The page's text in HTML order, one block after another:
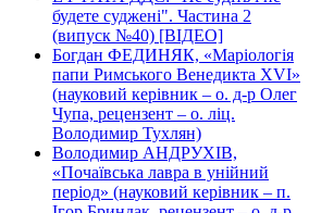
будете суджені". Частина 2
(випуск №40) [ВІДЕО]
Богдан ФЕДИНЯК, «Маріологія
папи Римського Венедикта XVI»
(науковий керівник – о. д-р Олег
Чупа, рецензент – о. ліц.
Володимир Тухлян)
Володимир АНДРУХІВ,
«Почаївська лавра в унійний
період» (науковий керівник – п.